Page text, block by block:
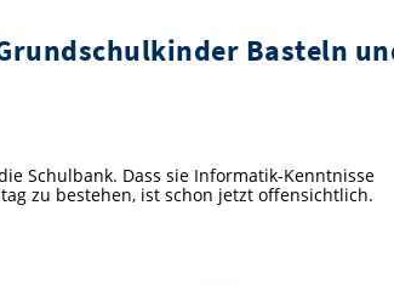
Basteln
Schulbank. Dass sie Informatik-Kenntnisse
zu bestehen, ist schon jetzt offensichtlich.